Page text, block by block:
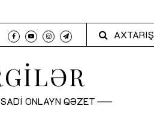
AXTARIŞ
ONLAYN QƏZET